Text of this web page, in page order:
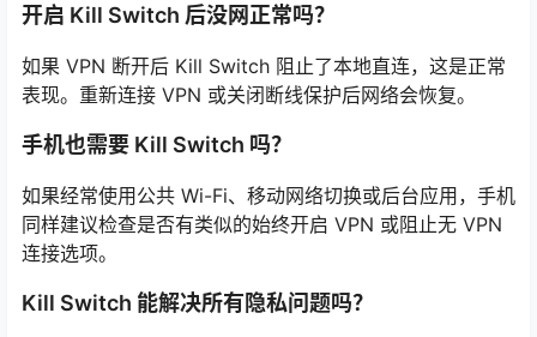
开启 Kill Switch 后没网正常吗？
如果 VPN 断开后 Kill Switch 阻止了本地直连，这是正常
表现。重新连接 VPN 或关闭断线保护后网络会恢复。
手机也需要 Kill Switch 吗？
如果经常使用公共 Wi-Fi、移动网络切换或后台应用，手机
同样建议检查是否有类似的始终开启 VPN 或阻止无 VPN
连接选项。
Kill Switch 能解决所有隐私问题吗？